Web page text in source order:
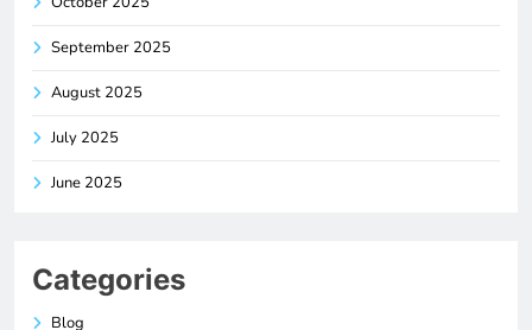
September 2025
August 2025
July 2025
June 2025
Categories
Blog